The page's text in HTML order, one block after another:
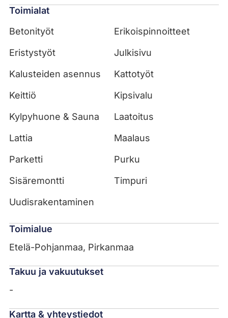
Toimialat
Betonityöt
Erikoispinnoitteet
Eristystyöt
Julkisivu
Kalusteiden asennus
Kattotyöt
Keittiö
Kipsivalu
Kylpyhuone & Sauna
Laatoitus
Lattia
Maalaus
Parketti
Purku
Sisäremontti
Timpuri
Uudisrakentaminen
Toimialue
Etelä-Pohjanmaa, Pirkanmaa
Takuu ja vakuutukset
-
Kartta & yhteystiedot